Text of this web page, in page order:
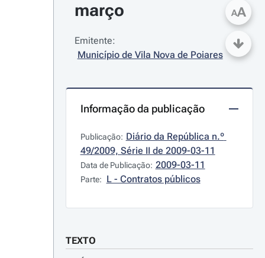
março
Emitente:
Município de Vila Nova de Poiares
Informação da publicação
Publicação: Diário da República n.º
49/2009, Série II de 2009-03-11
Data de Publicação: 2009-03-11
Parte: L - Contratos públicos
TEXTO
AA